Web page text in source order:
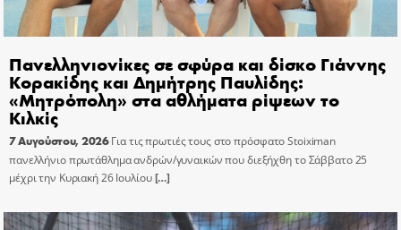
Πανελληνιονίκες σε σφύρα και δίσκο Γιάννης
Κορακίδης και Δημήτρης Παυλίδης:
«Μητρόπολη» στα αθλήματα ρίψεων το
Κιλκίς
7 Αυγούστου, 2026 Για τις πρωτιές τους στο πρόσφατο Stoiximan
πανελλήνιο πρωτάθλημα ανδρών/γυναικών που διεξήχθη το Σάββατο 25
μέχρι την Κυριακή 26 Ιουλίου[…]